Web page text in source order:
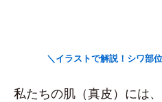
＼イラストで解説！シワ部
私たちの肌（真皮）には